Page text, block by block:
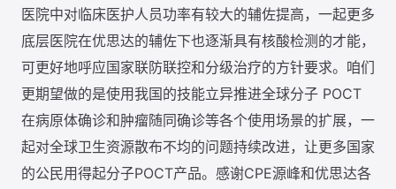
医院中对临床医护人员功率有较大的辅佐提高，一起更多
底层医院在优思达的辅佐下也逐渐具有核酸检测的才能，
可更好地呼应国家联防联控和分级治疗的方针要求。咱们
更期望做的是使用我国的技能立异推进全球分子 POCT
在病原体确诊和肿瘤随同确诊等各个使用场景的扩展，一
起对全球卫生资源散布不均的问题持续改进，让更多国家
的公民用得起分子POCT产品。感谢CPE源峰和优思达各